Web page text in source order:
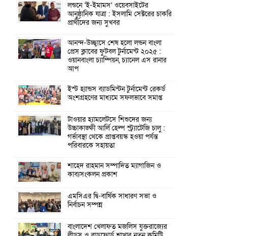
লন্ডনে ‘ই-ইমামস’ ওয়েবসাইটের
আনুষ্ঠানিক যাত্রা : ইসলামি সেক্টরের চাকরি
প্রার্থীদের জন্য সুখবর
আনন্দ-উচ্ছ্বাসে শেষ হলো লন্ডন বাংলা
প্রেস ক্লাবের ফুটবল টুর্নামেন্ট ২০২৫ :
ওয়ানবাংলা চ্যাম্পিয়ন, চ্যানেল এস রানার
আপ
ইস্ট হ্যান্ডস ব্যাডমিন্টন টুর্নামেন্ট রেকর্ড
অংশগ্রহণের মাধ্যমে সফলভাবে সমাপ্ত
টাওয়ার হ্যামলেটসে শিশুদের জন্য
উচ্চাকাঙ্ক্ষী আর্লি হেল্প স্ট্র্যাটেজি চালু :
গর্ভাবস্থা থেকে প্রাপ্তবয়স্ক হওয়া পর্যন্ত
পরিবারকে সহায়তা
শাহেদ রাহমান সম্পাদিত ম্যাগাজিন ও
কাব্যসংকলন প্রকাশ
এমসিএর দ্বি-বার্ষিক সাধারণ সভা ও
নির্বাচন সম্পন্ন
বাংলাদেশ খেলাফত মজলিস যুক্তরাজ্যের